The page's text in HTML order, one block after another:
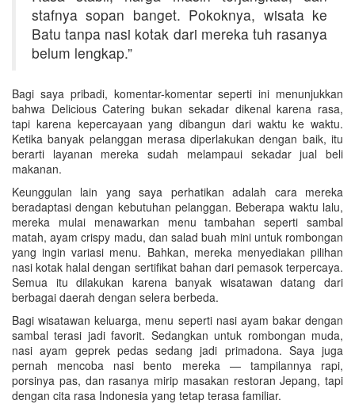
stafnya sopan banget. Pokoknya, wisata ke
Batu tanpa nasi kotak dari mereka tuh rasanya
belum lengkap.”
Bagi saya pribadi, komentar-komentar seperti ini menunjukkan
bahwa Delicious Catering bukan sekadar dikenal karena rasa,
tapi karena kepercayaan yang dibangun dari waktu ke waktu.
Ketika banyak pelanggan merasa diperlakukan dengan baik, itu
berarti layanan mereka sudah melampaui sekadar jual beli
makanan.
Keunggulan lain yang saya perhatikan adalah cara mereka
beradaptasi dengan kebutuhan pelanggan. Beberapa waktu lalu,
mereka mulai menawarkan menu tambahan seperti sambal
matah, ayam crispy madu, dan salad buah mini untuk rombongan
yang ingin variasi menu. Bahkan, mereka menyediakan pilihan
nasi kotak halal dengan sertifikat bahan dari pemasok terpercaya.
Semua itu dilakukan karena banyak wisatawan datang dari
berbagai daerah dengan selera berbeda.
Bagi wisatawan keluarga, menu seperti nasi ayam bakar dengan
sambal terasi jadi favorit. Sedangkan untuk rombongan muda,
nasi ayam geprek pedas sedang jadi primadona. Saya juga
pernah mencoba nasi bento mereka — tampilannya rapi,
porsinya pas, dan rasanya mirip masakan restoran Jepang, tapi
dengan cita rasa Indonesia yang tetap terasa familiar.